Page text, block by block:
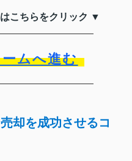
こちらをクリック ▼
ムへ進む
却を成功させるコ